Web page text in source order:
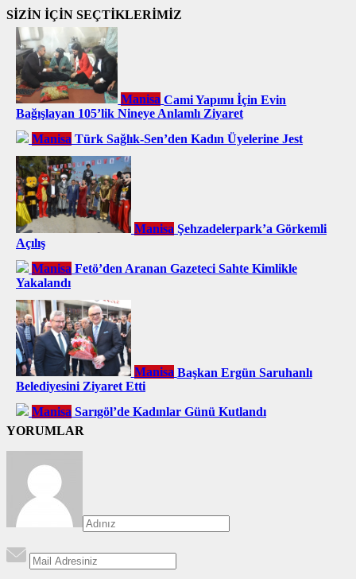
SİZİN İÇİN SEÇTİKLERİMİZ
Manisa Cami Yapımı İçin Evin
Bağışlayan 105’lik Nineye Anlamlı Ziyaret
Manisa Türk Sağlık-Sen’den Kadın Üyelerine Jest
Manisa Şehzadelerpark’a Görkemli
Açılış
Manisa Fetö’den Aranan Gazeteci Sahte Kimlikle
Yakalandı
Manisa Başkan Ergün Saruhanlı
Belediyesini Ziyaret Etti
Manisa Sarıgöl’de Kadınlar Günü Kutlandı
YORUMLAR